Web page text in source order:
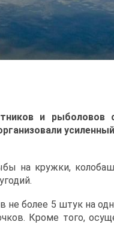
и рыболовов
на кружки,
более 5 штук на
Кроме того,